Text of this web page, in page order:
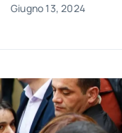
Giugno 13, 2024